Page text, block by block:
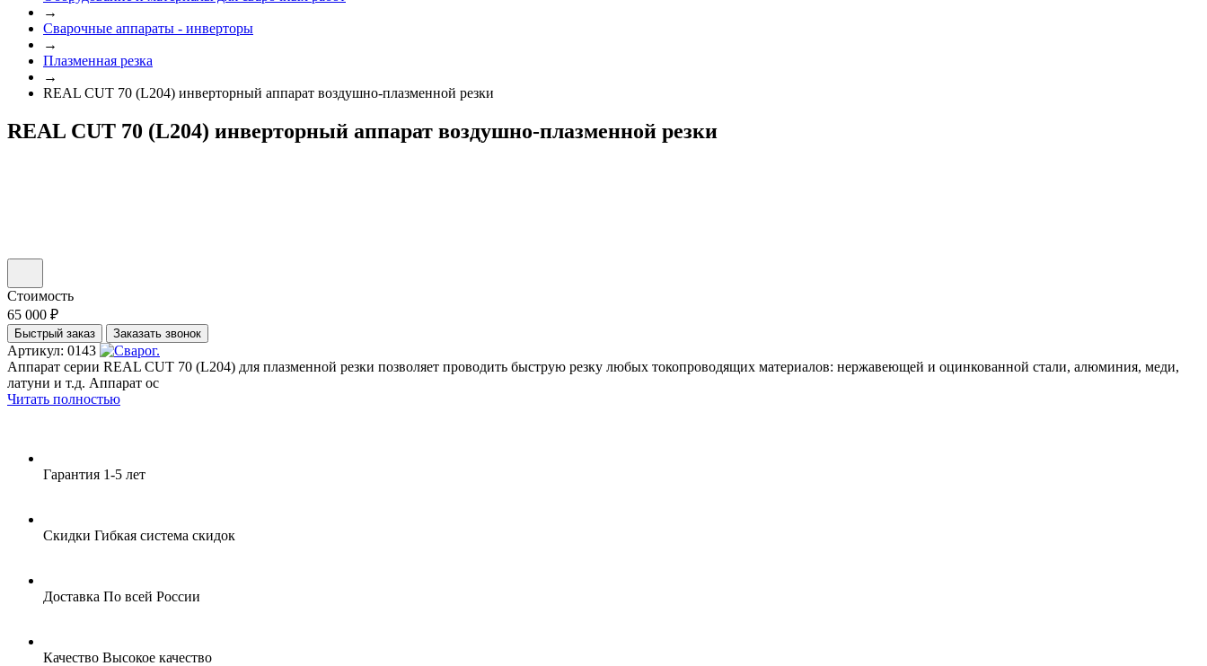
→
Сварочные аппараты - инверторы
→
Плазменная резка
→
REAL CUT 70 (L204) инверторный аппарат воздушно-плазменной резки
REAL CUT 70 (L204) инверторный аппарат воздушно-плазменной резки
Стоимость
65 000 ₽
Быстрый заказ Заказать звонок
Артикул: 0143
Аппарат серии REAL CUT 70 (L204) для плазменной резки позволяет проводить быструю резку любых токопроводящих материалов: нержавеющей и оцинкованной стали, алюминия, меди,
латуни и т.д. Аппарат ос
Читать полностью
Гарантия 1-5 лет
Скидки Гибкая система скидок
Доставка По всей России
Качество Высокое качество